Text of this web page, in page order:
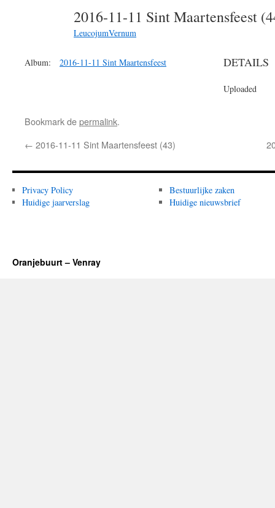
2016-11-11 Sint Maartensfeest
LeucojumVernum
Album: 2016-11-11 Sint Maartensfeest DETAILS
Uploaded
Bookmark depermalink.
← 2016-11-11 Sint Maartensfeest (43)
Privacy Policy
Huidige jaarverslag
Bestuurlijke zaken
Huidige nieuwsbrief
Oranjebuurt – Venray